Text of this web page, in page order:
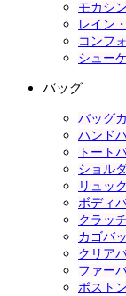
モカシ
レイン
コンフ
シュー
バッグ
バッグ
ハンド
トート
ショル
リュッ
ボディ
クラッ
カゴバ
クリア
ファー
ボスト